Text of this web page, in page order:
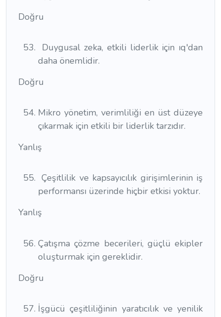
Doğru
Duygusal zeka, etkili liderlik için ıq'dan
daha önemlidir.
Doğru
Mikro yönetim, verimliliği en üst düzeye
çıkarmak için etkili bir liderlik tarzıdır.
Yanlış
Çeşitlilik ve kapsayıcılık girişimlerinin iş
performansı üzerinde hiçbir etkisi yoktur.
Yanlış
Çatışma çözme becerileri, güçlü ekipler
oluşturmak için gereklidir.
Doğru
İşgücü çeşitliliğinin yaratıcılık ve yenilik